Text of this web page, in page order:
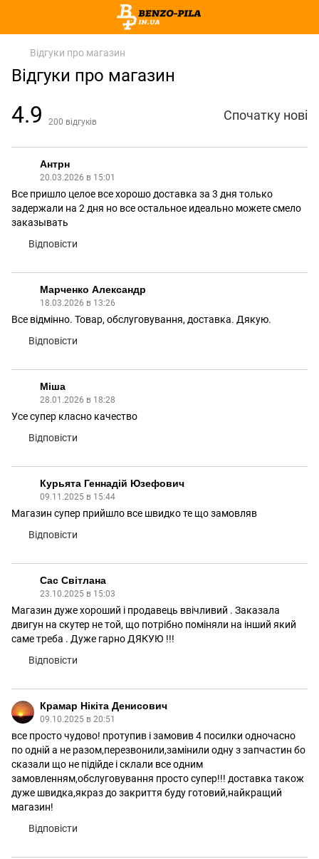
Відгуки про магазин
Відгуки про магазин
4.9 200 відгуків Спочатку нові
Антрн
20.03.2026 в 15:01
Все пришло целое все хорошо доставка за 3 дня только
задержали на 2 дня но все остальное идеально можете смело
заказывать
Відповісти
Марченко Александр
18.03.2026 в 13:26
Все відмінно. Товар, обслуговування, доставка. Дякую.
Відповісти
Міша
28.01.2026 в 18:28
Усе супер класно качество
Відповісти
Курьята Геннадій Юзефович
09.11.2025 в 15:44
Магазин супер прийшло все швидко те що замовляв
Відповісти
Сас Світлана
23.10.2025 в 15:03
Магазин дуже хороший і продавець ввічливий . Заказала
двигун на скутер не той, що потрібно поміняли на інший який
саме треба . Дуже гарно ДЯКУЮ !!!
Відповісти
Крамар Нікіта Денисович
09.10.2025 в 20:51
все просто чудово! протупив і замовив 4 посилки одночасно
по одній а не разом,перезвонили,замінили одну з запчастин бо
сказали що не підійде і склали все одним
замовленням,обслуговування просто супер!!! доставка також
дуже швидка,якраз до закриття буду готовий,найкращий
магазин!
Відповісти